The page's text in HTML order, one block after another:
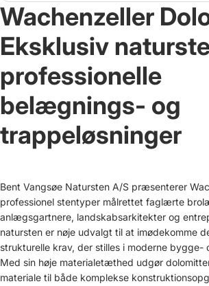
Wachenzeller
Eksklusiv
professionelle
belægnings- og
trappeløsninger
Bent Vangsøe Natursten A/S præsenterer
professionel stentyper målrettet faglærte
anlægsgartnere, landskabsarkitekter og
natursten er nøje udvalgt til at imødekomme
strukturelle krav, der stilles i moderne
Med sin høje materialetæthed udgør
materiale til både komplekse